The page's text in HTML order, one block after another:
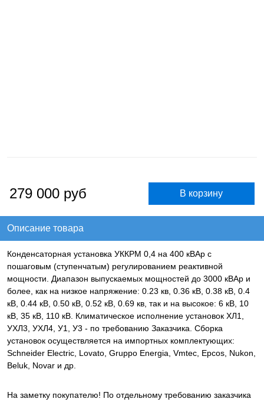
279 000 руб
Описание товара
Конденсаторная установка УККРМ 0,4 на 400 кВАр с
пошаговым (ступенчатым) регулированием реактивной
мощности. Диапазон выпускаемых мощностей до 3000 кВАр и
более, как на низкое напряжение: 0.23 кв, 0.36 кВ, 0.38 кВ, 0.4
кВ, 0.44 кВ, 0.50 кВ, 0.52 кВ, 0.69 кв, так и на высокое: 6 кВ, 10
кВ, 35 кВ, 110 кВ. Климатическое исполнение установок ХЛ1,
УХЛ3, УХЛ4, У1, У3 - по требованию Заказчика. Сборка
установок осуществляется на импортных комплектующих:
Schneider Electric, Lovato, Gruppo Energia, Vmtec, Epcos, Nukon,
Beluk, Novar и др.
На заметку покупателю! По отдельному требованию заказчика